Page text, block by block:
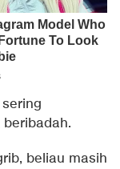
beliau masih